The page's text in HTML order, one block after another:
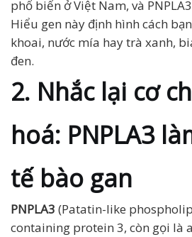
phổ biến ở Việt Nam, và
Hiểu gen này định hình cách
khoai, nước mía hay trà xanh,
đen.
2. Nhắc lại cơ
hoá: PNPLA3
tế bào gan
PNPLA3 (Patatin-like
containing protein 3, còn gọi là